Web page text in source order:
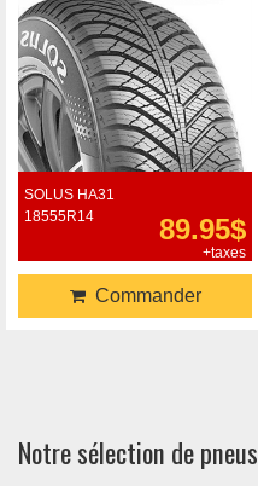
SOLUS HA31
18555R14
89.95$
+taxes
Commander
Notre sélection de pneus